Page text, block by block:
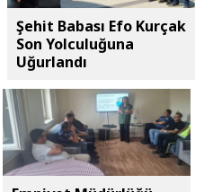
Şehit Babası Efo Kurçak
Son Yolculuğuna
Uğurlandı